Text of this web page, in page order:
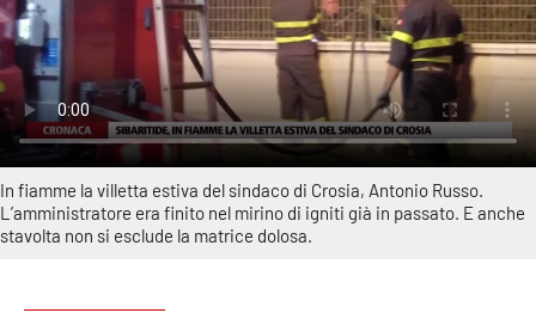
Italia Mondo
Sanità
Sport
Cultura
In fiamme la villetta estiva del sindaco di Crosia, Antonio Russo.
L’amministratore era finito nel mirino di igniti già in passato. E anche
stavolta non si esclude la matrice dolosa.